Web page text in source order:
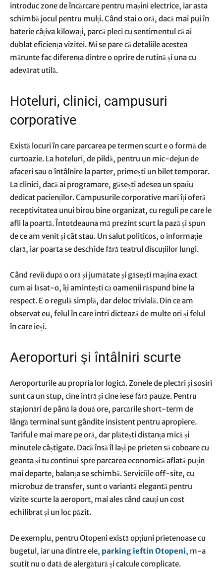
introduc zone de încărcare pentru mașini electrice, iar asta
schimbă jocul pentru mulți. Când stai o oră, dacă mai pui în
baterie câțiva kilowați, parcă pleci cu sentimentul că ai
dublat eficiența vizitei. Mi se pare că detaliile acestea
mărunte fac diferența dintre o oprire de rutină și una cu
adevărat utilă.
Hoteluri, clinici, campusuri
corporative
Există locuri în care parcarea pe termen scurt e o formă de
curtoazie. La hoteluri, de pildă, pentru un mic-dejun de
afaceri sau o întâlnire la parter, primești un bilet temporar.
La clinici, dacă ai programare, găsești adesea un spațiu
dedicat pacienților. Campusurile corporative mari îți oferă
receptivitatea unui birou bine organizat, cu reguli pe care le
afli la poartă. Întotdeauna mă prezint scurt la pază și spun
de ce am venit și cât stau. Un salut politicos, o informație
clară, iar poarta se deschide fără teatrul discuțiilor lungi.
Când revii după o oră și jumătate și găsești mașina exact
cum ai lăsat-o, îți amintești că oamenii răspund bine la
respect. E o regulă simplă, dar deloc trivială. Din ce am
observat eu, felul în care intri dictează de multe ori și felul
în care ieși.
Aeroporturi și întâlniri scurte
Aeroporturile au propria lor logică. Zonele de plecări și sosiri
sunt ca un stup, cine intră și cine iese fără pauze. Pentru
staționări de până la două ore, parcările short-term de
lângă terminal sunt gândite insistent pentru apropiere.
Tariful e mai mare pe oră, dar plătești distanța mică și
minutele câștigate. Dacă însă îl lași pe prieten să coboare cu
geanta și tu continui spre parcarea economică aflată puțin
mai departe, balanța se schimbă. Serviciile off-site, cu
microbuz de transfer, sunt o variantă elegantă pentru
vizite scurte la aeroport, mai ales când cauți un cost
echilibrat și un loc păzit.
De exemplu, pentru Otopeni există opțiuni prietenoase cu
bugetul, iar una dintre ele, parking ieftin Otopeni, m-a
scutit nu o dată de alergătură și calcule complicate.